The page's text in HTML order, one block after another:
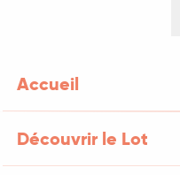
Accueil
Découvrir le Lot